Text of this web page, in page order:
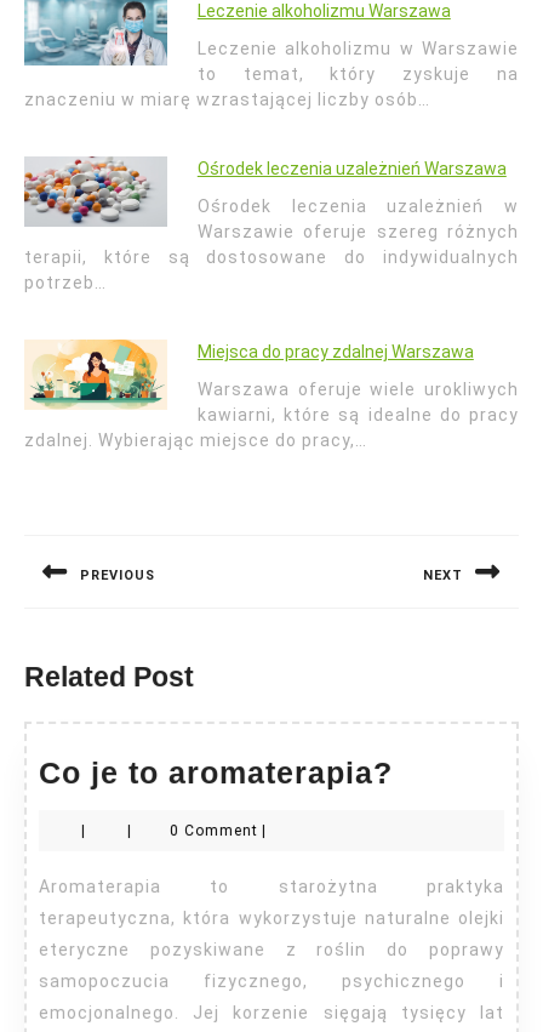
Leczenie alkoholizmu Warszawa
Leczenie alkoholizmu w Warszawie
to temat, który zyskuje na
znaczeniu w miarę wzrastającej liczby osób…
Ośrodek leczenia uzależnień Warszawa
Ośrodek leczenia uzależnień w
Warszawie oferuje szereg różnych
terapii, które są dostosowane do indywidualnych
potrzeb…
Miejsca do pracy zdalnej Warszawa
Warszawa oferuje wiele urokliwych
kawiarni, które są idealne do pracy
zdalnej. Wybierając miejsce do pracy,…
PREVIOUS NEXT
Related Post
Co je to aromaterapia?
| | 0 Comment |
Aromaterapia to starożytna praktyka
terapeutyczna, która wykorzystuje naturalne olejki
eteryczne pozyskiwane z roślin do poprawy
samopoczucia fizycznego, psychicznego i
emocjonalnego. Jej korzenie sięgają tysięcy lat